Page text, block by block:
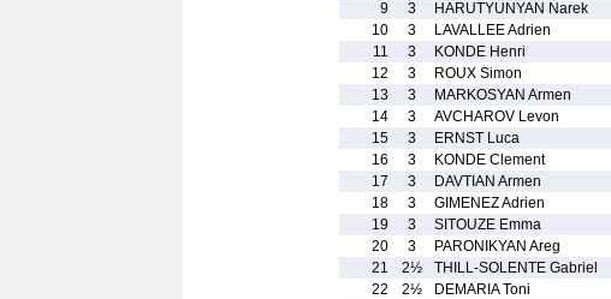
9
3 HARUTYUNYAN Narek
10
3 LAVALLEE Adrien
11
3 KONDE Henri
12
3 ROUX Simon
13
3 MARKOSYAN Armen
14
3 AVCHAROV Levon
15
3 ERNST Luca
16
3 KONDE Clement
17
3 DAVTIAN Armen
18
3 GIMENEZ Adrien
19
3 SITOUZE Emma
20
3 PARONIKYAN Areg
21
2½ THILL-SOLENTE Gabriel
22
2½ DEMARIA Toni